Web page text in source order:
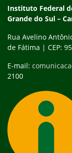
Instituto Federal
Grande do Sul –
Rua Avelino
de Fátima | CEP:
E-mail:
2100